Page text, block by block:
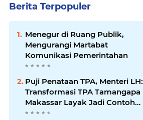
Berita Terpopuler
Menegur di Ruang Publik,
Mengurangi Martabat
Komunikasi Pemerintahan
Puji Penataan TPA, Menteri LH:
Transformasi TPA Tamangapa
Makassar Layak Jadi Contoh
Nasional